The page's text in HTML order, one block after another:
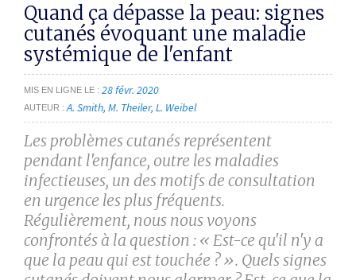
Quand ça dépasse la peau: signes
cutanés évoquant une maladie
systémique de l'enfant
MIS EN LIGNE LE 28 févr. 2020
AUTEUR A. Smith M. Theiler L. Weibel
Les problèmes cutanés représentent
pendant l'enfance, outre les maladies
infectieuses, un des motifs de consultation
en urgence les plus fréquents.
Régulièrement, nous nous voyons
confrontés à la question : « Est-ce qu'il n'y a
que la peau qui est touchée ? ». Quels signes